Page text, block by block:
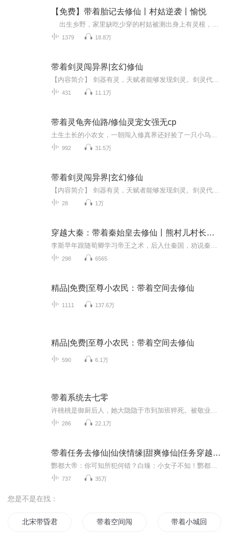
【免费】带着胎记去修仙丨村姑逆袭丨愉悦
1379 18.8万
带着剑灵闯异界|玄幻修仙
431 11.1万
带着灵龟奔仙路/修仙灵宠女强无cp
992 31.5万
带着剑灵闯异界|玄幻修仙
28 1万
穿越大秦：带着秦始皇去修仙丨熊村儿村长演播
298 6565
精品|免费|至尊小农民：带着空间去修仙
1111 137.6万
精品|免费|至尊小农民：带着空间去修仙
590 6.1万
带着系统去七零
286 22.1万
带着任务去修仙|仙侠情缘|甜爽修仙|任务穿越|多人广播剧|HE结局
737 35万
您是不是在找：
北宋带昏君 带着空间闯大宋 带着小城回大宋